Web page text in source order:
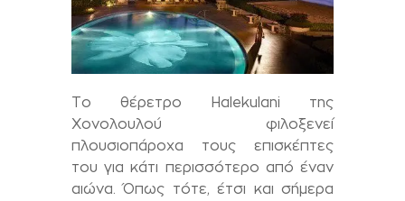
Το θέρετρο Halekulani της
Χονολουλού φιλοξενεί
πλουσιοπάροχα τους επισκέπτες
του για κάτι περισσότερο από έναν
αιώνα. Όπως τότε, έτσι και σήμερα